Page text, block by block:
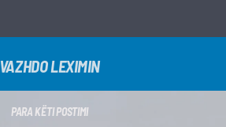
VAZHDO LEXIMIN
PARA KËTI POSTIMI